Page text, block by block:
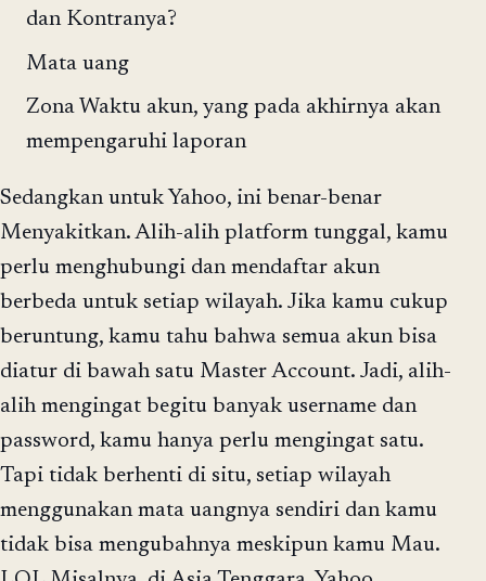
dan Kontranya?
Mata uang
Zona Waktu akun, yang pada akhirnya akan
mempengaruhi laporan
Sedangkan untuk Yahoo, ini benar-benar
Menyakitkan. Alih-alih platform tunggal, kamu
perlu menghubungi dan mendaftar akun
berbeda untuk setiap wilayah. Jika kamu cukup
beruntung, kamu tahu bahwa semua akun bisa
diatur di bawah satu Master Account. Jadi, alih-
alih mengingat begitu banyak username dan
password, kamu hanya perlu mengingat satu.
Tapi tidak berhenti di situ, setiap wilayah
menggunakan mata uangnya sendiri dan kamu
tidak bisa mengubahnya meskipun kamu Mau.